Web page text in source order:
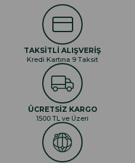
TAKSİTLİ ALIŞVERİŞ
Kredi Kartına 9 Taksit
ÜCRETSİZ KARGO
1500 TL ve Üzeri